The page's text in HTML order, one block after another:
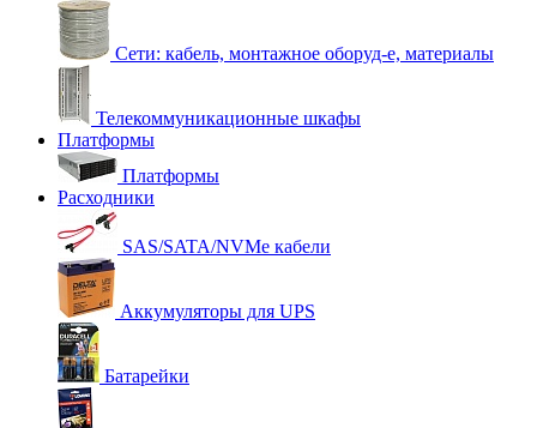
Сети: кабель, монтажное оборуд-е, материалы
Телекоммуникационные шкафы
Платформы
Платформы
Расходники
SAS/SATA/NVMe кабели
Аккумуляторы для UPS
Батарейки